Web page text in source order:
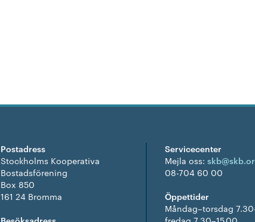
Postadress
Stockholms Kooperativa
Bostadsförening
Box 850
161 24 Bromma
Servicecenter
Mejla oss:
08-704 60 00
Öppettider
Måndag–torsdag